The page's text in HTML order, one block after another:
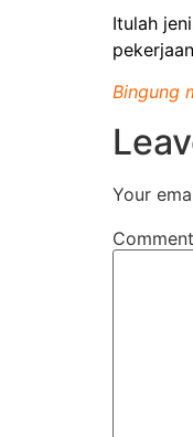
Itulah
Bingung
Your
Comment